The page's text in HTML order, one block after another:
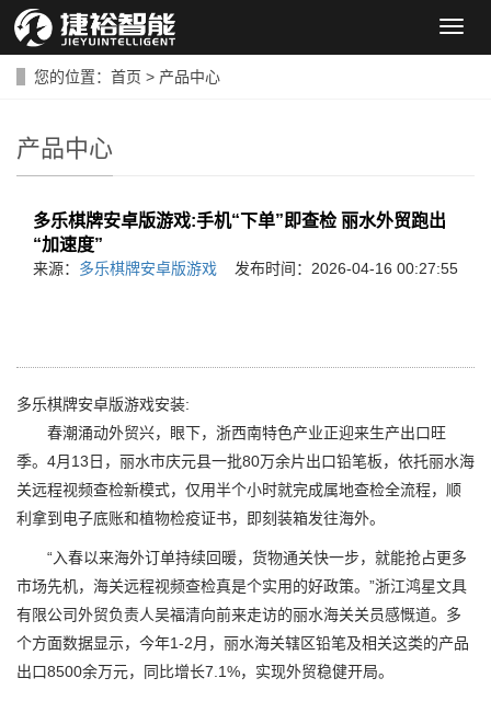
导
您的位置： 首页 > 产品中心
产品中心
多乐棋牌安卓版游戏:手机“下单”即查检 丽水外贸跑出
“加速度”
来源： 多乐棋牌安卓版游戏 发布时间：2026-04-16 00:27:55
多乐棋牌安卓版游戏安装:
春潮涌动外贸兴，眼下，浙西南特色产业正迎来生产出口旺
季。4月13日，丽水市庆元县一批80万余片出口铅笔板，依托丽水海
关远程视频查检新模式，仅用半个小时就完成属地查检全流程，顺
利拿到电子底账和植物检疫证书，即刻装箱发往海外。
“入春以来海外订单持续回暖，货物通关快一步，就能抢占更多
市场先机，海关远程视频查检真是个实用的好政策。”浙江鸿星文具
有限公司外贸负责人吴福清向前来走访的丽水海关关员感慨道。多
个方面数据显示，今年1-2月，丽水海关辖区铅笔及相关这类的产品
出口8500余万元，同比增长7.1%，实现外贸稳健开局。